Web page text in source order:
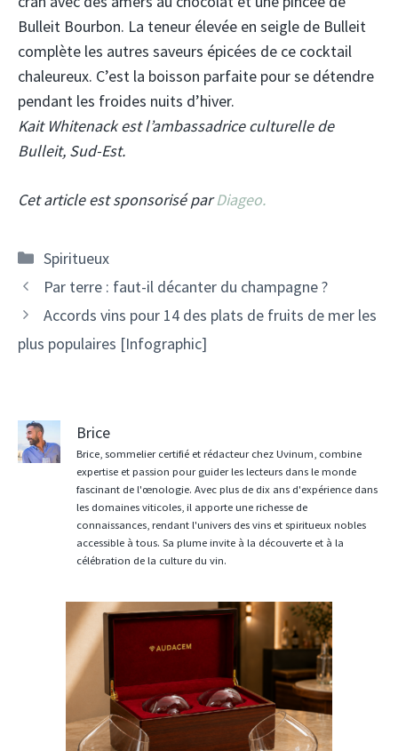
Bulleit Bourbon. La teneur élevée en seigle de Bulleit
complète les autres saveurs épicées de ce cocktail
chaleureux. C’est la boisson parfaite pour se détendre
pendant les froides nuits d’hiver.
Kait Whitenack est l’ambassadrice culturelle de
Bulleit, Sud-Est.
Cet article est sponsorisé parDiageo.
Catégories
Spiritueux
Navigation
des
Par terre : faut-il décanter du champagne ?
Accords vins pour 14 des plats de fruits de mer les
plus populaires [Infographic]
Brice
Brice, sommelier certifié et rédacteur chez Uvinum, combine
expertise et passion pour guider les lecteurs dans le monde
fascinant de l'œnologie. Avec plus de dix ans d'expérience dans
les domaines viticoles, il apporte une richesse de
connaissances, rendant l'univers des vins et spiritueux nobles
accessible à tous. Sa plume invite à la découverte et à la
célébration de la culture du vin.